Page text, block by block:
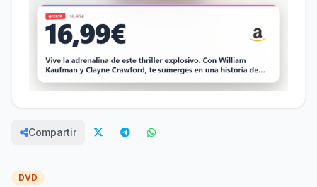
Compartir
DVD